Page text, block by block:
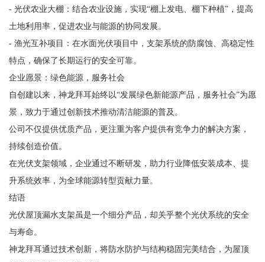
- 光伏农业大棚：结合农业设施，实现“棚上发电、棚下种植”，提高
土地利用率，促进农业与能源的协同发展。
- 渔光互补项目：在水面光伏项目中，支架系统的防腐蚀、高稳定性
特点，确保了长期运行的安全可靠。
企业愿景：绿色能源，服务社会
自创建以来，神龙拜耳始终以“发展绿色新能源产品，服务社会”为愿
景，致力于通过创新技术推动清洁能源的普及。
公司不仅提供优质产品，更注重为客户提供有竞争力的解决方案，
持续创造价值。
在光伏支架领域，企业通过不断研发，助力行业降低安装成本、提
升系统效率，为全球能源转型贡献力量。
结语
光伏屋顶漏水支架虽是一个细分产品，却关乎整个光伏系统的安全
与寿命。
神龙拜耳通过技术创新，将防水防护与结构稳固完美结合，为屋顶